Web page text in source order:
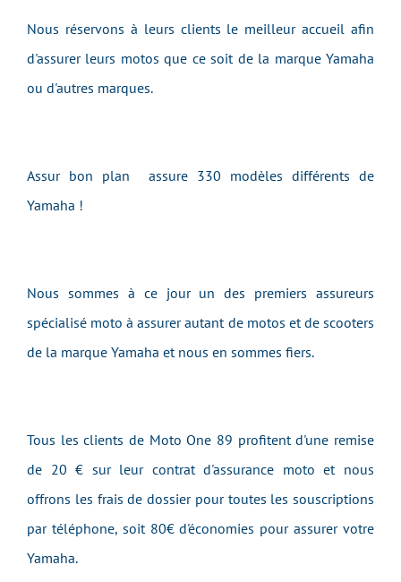
Nous réservons à leurs clients le meilleur accueil afin
d'assurer leurs motos que ce soit de la marque Yamaha
ou d'autres marques.
Assur bon plan assure 330 modèles différents de
Yamaha !
Nous sommes à ce jour un des premiers assureurs
spécialisé moto à assurer autant de motos et de scooters
de la marque Yamaha et nous en sommes fiers.
Tous les clients de Moto One 89 profitent d'une remise
de 20 € sur leur contrat d'assurance moto et nous
offrons les frais de dossier pour toutes les souscriptions
par téléphone, soit 80€ d'économies pour assurer votre
Yamaha.